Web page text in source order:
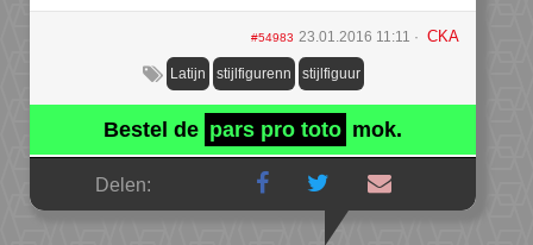
#54983 23.01.2016 11:11 CKA
Latijn stijlfigurenn stijlfiguur
Bestel de pars pro toto mok.
Delen: